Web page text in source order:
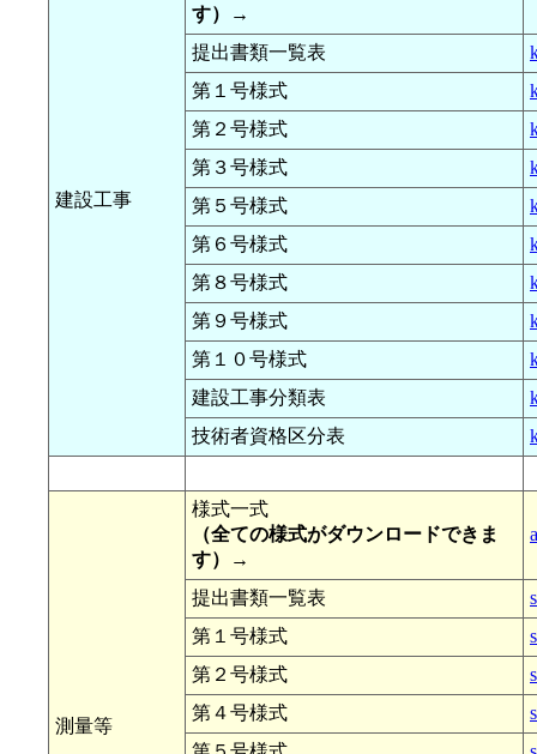
建設工事
す）→
提出書類一覧表
第１号様式
第２号様式
第３号様式
第５号様式
第６号様式
第８号様式
第９号様式
第１０号様式
建設工事分類表
技術者資格区分表
測量等
様式一式
（全ての様式がダウンロードできま
す）→
提出書類一覧表
第１号様式
第２号様式
第４号様式